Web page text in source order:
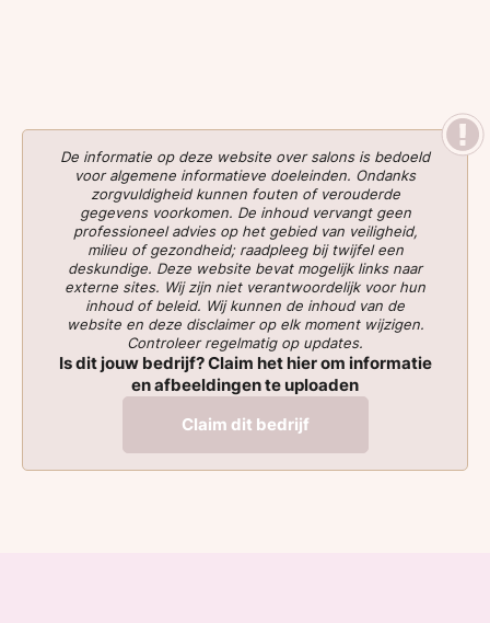
De informatie op deze website over salons is bedoeld
voor algemene informatieve doeleinden. Ondanks
zorgvuldigheid kunnen fouten of verouderde
gegevens voorkomen. De inhoud vervangt geen
professioneel advies op het gebied van veiligheid,
milieu of gezondheid; raadpleeg bij twijfel een
deskundige. Deze website bevat mogelijk links naar
externe sites. Wij zijn niet verantwoordelijk voor hun
inhoud of beleid. Wij kunnen de inhoud van de
website en deze disclaimer op elk moment wijzigen.
Controleer regelmatig op updates.
Is dit jouw bedrijf? Claim het hier om informatie
en afbeeldingen te uploaden
Claim dit bedrijf